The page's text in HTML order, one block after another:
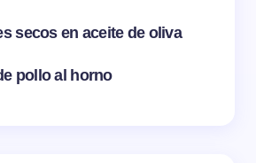
secos en aceite de oliva
pollo al horno